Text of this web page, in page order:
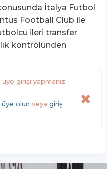
İtalya Futbol
Football Club ile
ileri transfer
kontrolünden
girişi yapmanız
üye olun veya giriş